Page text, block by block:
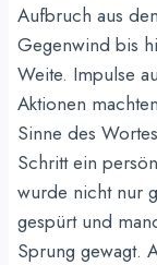
Aufbruch aus
Gegenwind bis
Weite. Impulse
Aktionen
Sinne des
Schritt ein
wurde nicht nur
gespürt und
Sprung gewagt.